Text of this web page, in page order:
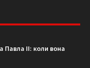
Павла II: коли вона